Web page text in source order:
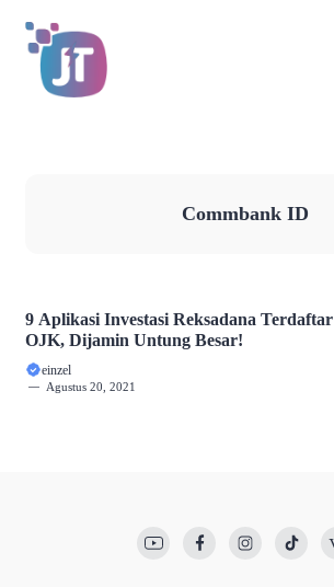
Commbank ID
9 Aplikasi Investasi Reksadana Terdaftar
OJK, Dijamin Untung Besar!
einzel
Agustus 20, 2021